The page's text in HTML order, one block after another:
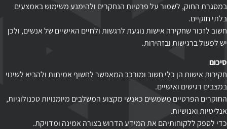
במסגרת החוק, לשמור על פרטיות הנחקרים ולהימנע משימוש באמצעים
בלתי חוקיים.
חשוב לזכור שחקירה אישות נוגעת לרגשות ולחיים האישיים של אנשים, ולכן
יש לפעול ברגישות ובזהירות.
סיכום
חקירות אישות הן כלי חשוב ומורכב המאפשר לחשוף אמיתות ולהביא לשינוי
במצבים רגישים ואישיים.
החוקרים הפרטיים משמשים כאנשי מקצוע המשלבים מיומנויות טכנולוגיות,
אנליטיות ואנושיות.
כדי לספק ללקוחותיהם את המידע הדרוש בצורה אמינה ומדויקת.